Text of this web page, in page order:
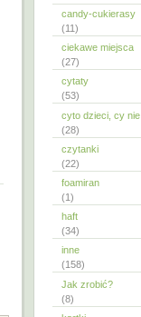
candy-cukierasy
(11)
ciekawe miejsca
(27)
cytaty
(53)
cyto dzieci, cy nie
(28)
czytanki
(22)
foamiran
(1)
haft
(34)
inne
(158)
Jak zrobić?
(8)